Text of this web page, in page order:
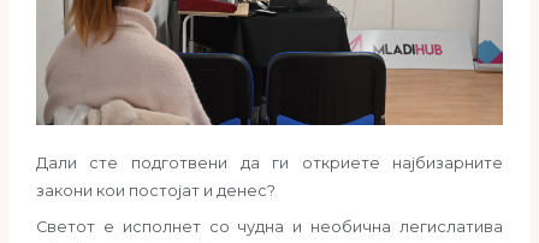
Дали сте подготвени да ги откриете најбизарните
закони кои постојат и денес?
Светот е исполнет со чудна и необична легислатива